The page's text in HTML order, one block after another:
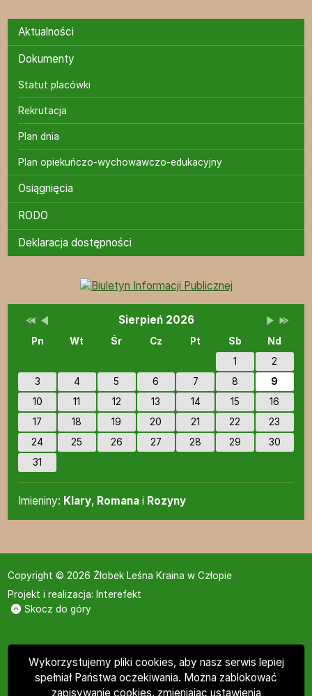
Wykorzystujemy pliki cookies, aby nasz serwis lepiej
spełniał Państwa oczekiwania. Można zablokować
zapisywanie cookies, zmieniając ustawienia
Menu
Aktualności
Dokumenty
Statut placówki
Rekrutacja
Plan dnia
Plan opiekuńczo-wychowawczo-edukacyjny
Osiągnięcia
RODO
Deklaracja dostępności
Bannery boczne
Wydarzenia Lista wydarzeń w miesiącu
Sierpień 2026Brak wydarzeń w tym
Przestaw datę na Sierpień 2025
Przestaw datę na Lipiec 2026
Pn Wt Śr Cz Pt Sb
Nd
1
2
3
4 5 6 7 8
9
10
11 12 13 14 15
16
17
18 19 20 21 22
23
24
25 26 27 28 29
30
31
Imieniny
Imieniny: Klary, Romana i Rozyny
Copyright © 2026 Żłobek Leśna Kraina w Człopie
Projekt i realizacja: Interefekt
Skocz do góry